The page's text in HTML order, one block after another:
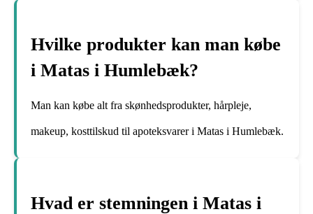
Hvilke produkter kan man købe
i Matas i Humlebæk?
Man kan købe alt fra skønhedsprodukter, hårpleje,
makeup, kosttilskud til apoteksvarer i Matas i Humlebæk.
Hvad er stemningen i Matas i